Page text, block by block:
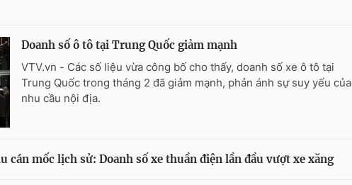
Doanh số ô tô tại Trung Quốc giảm mạnh
VTV.vn - Các số liệu vừa công bố cho thấy, doanh số xe ô tô tại
Trung Quốc trong tháng 2 đã giảm mạnh, phản ánh sự suy yếu của
nhu cầu nội địa.
cán mốc lịch sử: Doanh số xe thuần điện lần đầu vượt xe xăng